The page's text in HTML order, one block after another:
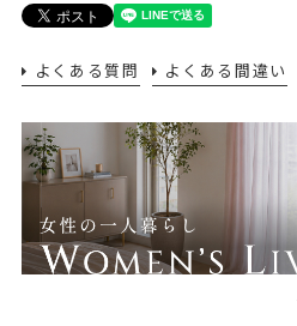
よくある質問 よくある間違い